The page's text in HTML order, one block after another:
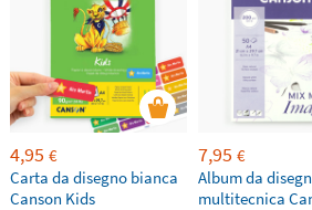
4,95 €
Carta da disegno bianca
Canson Kids
7,95 €
Album da
multitecnica